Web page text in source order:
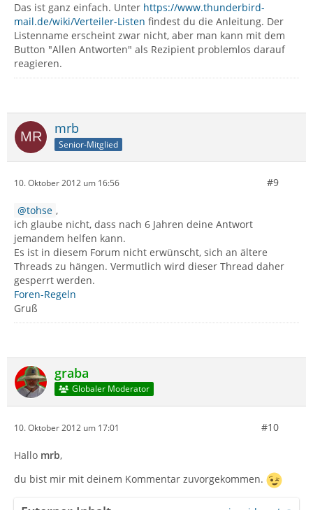
Das ist ganz einfach. Unter https://www.thunderbird-
mail.de/wiki/Verteiler-Listen findest du die Anleitung. Der
Listenname erscheint zwar nicht, aber man kann mit dem
Button "Allen Antworten" als Rezipient problemlos darauf
reagieren.
mrb
Senior-Mitglied
10. Oktober 2012 um 16:56 #9
tohse ,
ich glaube nicht, dass nach 6 Jahren deine Antwort
jemandem helfen kann.
Es ist in diesem Forum nicht erwünscht, sich an ältere
Threads zu hängen. Vermutlich wird dieser Thread daher
gesperrt werden.
Foren-Regeln
Gruß
graba
Globaler Moderator
10. Oktober 2012 um 17:01 #10
Hallo mrb,
du bist mir mit deinem Kommentar zuvorgekommen.